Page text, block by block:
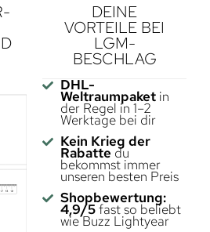
DEINE
VORTEILE BEI
LGM-
BESCHLAG
DHL-
Weltraumpaketin
der Regel in 1–2
Werktage bei dir
Kein Krieg der
Rabatte du
bekommst immer
unseren besten Preis
Shopbewertung:
4,9/5fast so beliebt
wie Buzz Lightyear